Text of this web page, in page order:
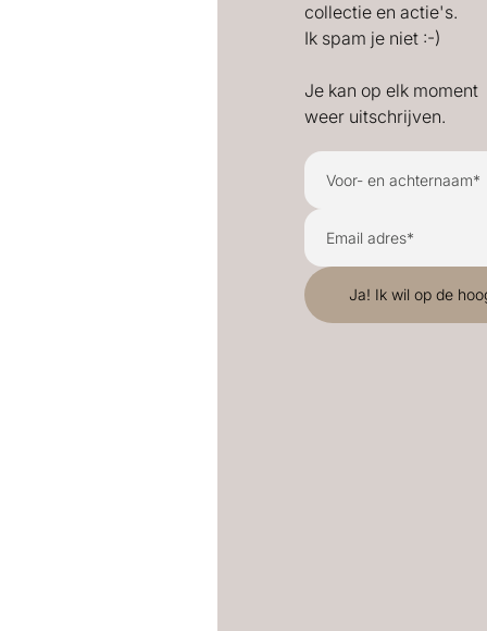
collectie en actie's.
Ik spam je niet :-)
Je kan op elk moment
weer uitschrijven.